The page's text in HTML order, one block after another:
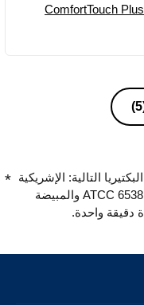
فرغ
ComfortTouch
التالية: الإشريكية
القولونية 8099 والمكورة العنقودية الذهبية ATCC 6538 والمبيضة